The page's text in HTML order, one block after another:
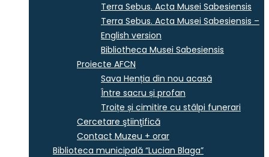
Terra Sebus. Acta Musei Sabesiensis
Terra Sebus. Acta Musei Sabesiensis –
English version
Bibliotheca Musei Sabesiensis
Proiecte AFCN
Sava Henția din nou acasă
Între sacru și profan
Troițe și cimitire cu stâlpi funerari
Cercetare ştiinţifică
Contact Muzeu + orar
Biblioteca municipală “Lucian Blaga”